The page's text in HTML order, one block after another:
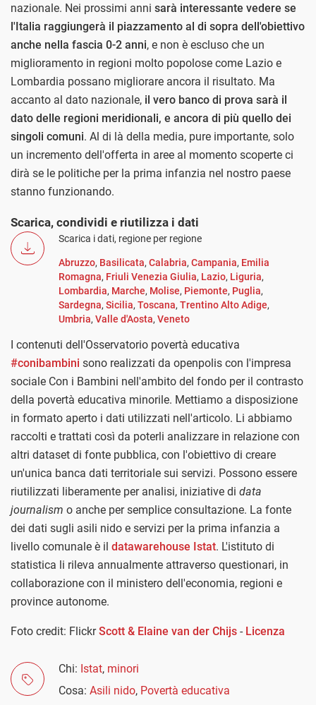
nazionale. Nei prossimi anni sarà interessante vedere se
l'Italia raggiungerà il piazzamento al di sopra dell'obiettivo
anche nella fascia 0-2 anni, e non è escluso che un
miglioramento in regioni molto popolose come Lazio e
Lombardia possano migliorare ancora il risultato. Ma
accanto al dato nazionale, il vero banco di prova sarà il
dato delle regioni meridionali, e ancora di più quello dei
singoli comuni. Al di là della media, pure importante, solo
un incremento dell'offerta in aree al momento scoperte ci
dirà se le politiche per la prima infanzia nel nostro paese
stanno funzionando.
Scarica, condividi e riutilizza i dati
Scarica i dati, regione per regione
Abruzzo, Basilicata, Calabria, Campania, Emilia
Romagna, Friuli Venezia Giulia, Lazio, Liguria,
Lombardia, Marche, Molise, Piemonte, Puglia,
Sardegna, Sicilia, Toscana, Trentino Alto Adige,
Umbria, Valle d'Aosta, Veneto
I contenuti dell'Osservatorio povertà educativa
#conibambini sono realizzati da openpolis con l'impresa
sociale Con i Bambini nell'ambito del fondo per il contrasto
della povertà educativa minorile. Mettiamo a disposizione
in formato aperto i dati utilizzati nell'articolo. Li abbiamo
raccolti e trattati così da poterli analizzare in relazione con
altri dataset di fonte pubblica, con l'obiettivo di creare
un'unica banca dati territoriale sui servizi. Possono essere
riutilizzati liberamente per analisi, iniziative di data
journalism o anche per semplice consultazione. La fonte
dei dati sugli asili nido e servizi per la prima infanzia a
livello comunale è il datawarehouse Istat. L'istituto di
statistica li rileva annualmente attraverso questionari, in
collaborazione con il ministero dell'economia, regioni e
province autonome.
Foto credit: FlickrScott & Elaine van der Chijs - Licenza
Chi: Istat, minori
Cosa: Asili nido, Povertà educativa